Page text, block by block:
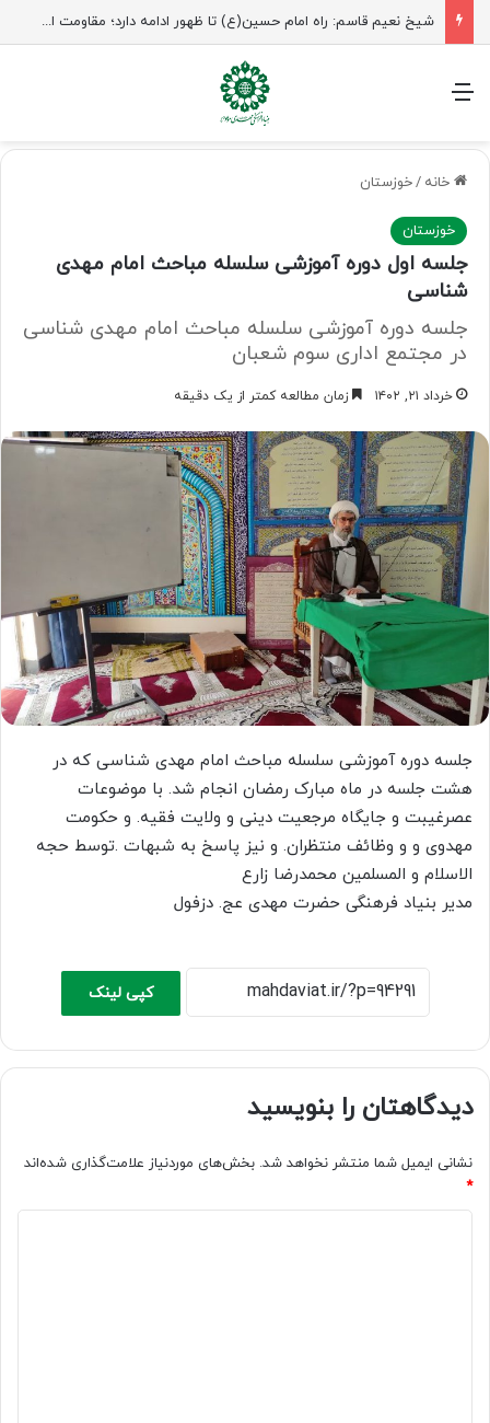
شیخ نعیم قاسم: راه امام حسین(ع) تا ظهور ادامه دارد؛ مقاومت از کربلا الهام می‌گیرد
منو
خانه /خوزستان
خوزستان
جلسه اول دوره آموزشی سلسله مباحث امام مهدی
شناسی
جلسه دوره آموزشی سلسله مباحث امام مهدی شناسی
در مجتمع اداری سوم شعبان
خرداد ۲۱, ۱۴۰۲ زمان مطالعه کمتر از یک دقیقه
جلسه دوره آموزشی سلسله مباحث امام مهدی شناسی که در
هشت جلسه در ماه مبارک رمضان انجام شد. با موضوعات
عصرغیبت و جایگاه مرجعیت دینی و ولایت فقیه. و حکومت
مهدوی و و وظائف منتظران. و نیز پاسخ به شبهات .‌توسط حجه
الاسلام و المسلمین محمدرضا زارع
مدیر بنیاد فرهنگی حضرت مهدی عج. دزفول
کپی لینک
دیدگاهتان را بنویسید
نشانی ایمیل شما منتشر نخواهد شد. بخش‌های موردنیاز علامت‌گذاری شده‌اند
*